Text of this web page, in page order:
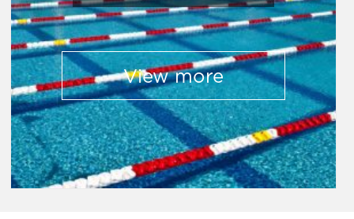
View more